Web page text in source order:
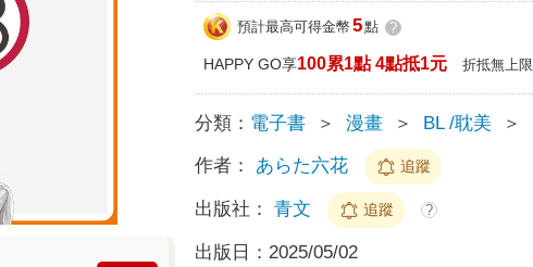
預計最高可得金幣 5點 ?
HAPPY GO享100累1點 4點抵1元 折抵無上限
分類： 電子書 ＞ 漫畫 ＞ BL /耽美 ＞
作者： あらた六花 追蹤
出版社： 青文 追蹤 ?
出版日： 2025/05/02